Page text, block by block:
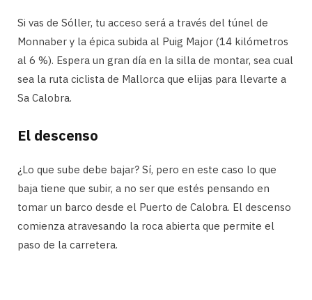
Si vas de Sóller, tu acceso será a través del túnel de
Monnaber y la épica subida al Puig Major (14 kilómetros
al 6 %). Espera un gran día en la silla de montar, sea cual
sea la ruta ciclista de Mallorca que elijas para llevarte a
Sa Calobra.
El descenso
¿Lo que sube debe bajar? Sí, pero en este caso lo que
baja tiene que subir, a no ser que estés pensando en
tomar un barco desde el Puerto de Calobra. El descenso
comienza atravesando la roca abierta que permite el
paso de la carretera.